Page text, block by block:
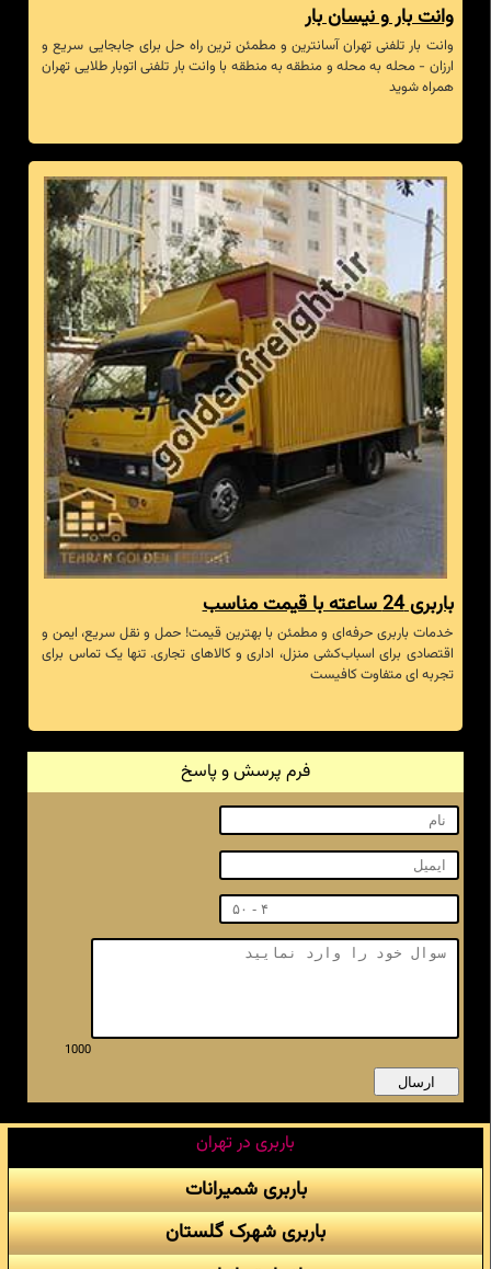
وانت بار و نیسان بار
وانت بار تلفنی تهران آسانترین و مطمئن ترین راه حل برای جابجایی سریع و
ارزان - محله به محله و منطقه به منطقه با وانت بار تلفنی اتوبار طلایی تهران
همراه شوید
باربری 24 ساعته با قیمت مناسب
خدمات باربری حرفه‌ای و مطمئن با بهترین قیمت! حمل و نقل سریع، ایمن و
اقتصادی برای اسباب‌کشی منزل، اداری و کالاهای تجاری. تنها یک تماس برای
تجربه ای متفاوت کافیست
فرم پرسش و پاسخ
1000
باربری در تهران
باربری شمیرانات
باربری شهرک گلستان